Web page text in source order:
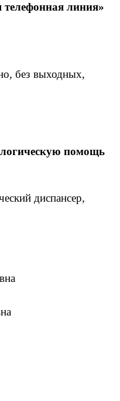
телефонная линия»
без выходных,
помощь
диспансер,